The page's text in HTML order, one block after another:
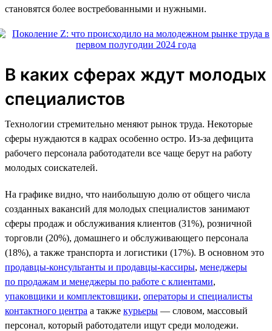
становятся более востребованными и нужными.
В каких сферах ждут молодых
специалистов
Технологии стремительно меняют рынок труда. Некоторые
сферы нуждаются в кадрах особенно остро. Из-за дефицита
рабочего персонала работодатели все чаще берут на работу
молодых соискателей.
На графике видно, что наибольшую долю от общего числа
созданных вакансий для молодых специалистов занимают
сферы продаж и обслуживания клиентов (31%), розничной
торговли (20%), домашнего и обслуживающего персонала
(18%), а также транспорта и логистики (17%). В основном это
продавцы-консультанты и продавцы-кассиры, менеджеры
по продажам и менеджеры по работе с клиентами,
упаковщики и комплектовщики, операторы и специалисты
контактного центра а также курьеры — словом, массовый
персонал, который работодатели ищут среди молодежи.